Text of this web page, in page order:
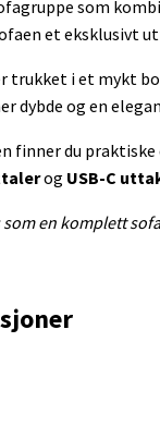
som
et eksklusivt
trukket i et mykt
dybde og en
finner du
og USB-C
som en komplett